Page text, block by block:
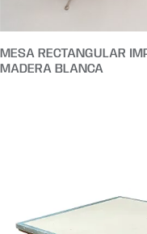
MESA RECTANGULAR
MADERA BLANCA